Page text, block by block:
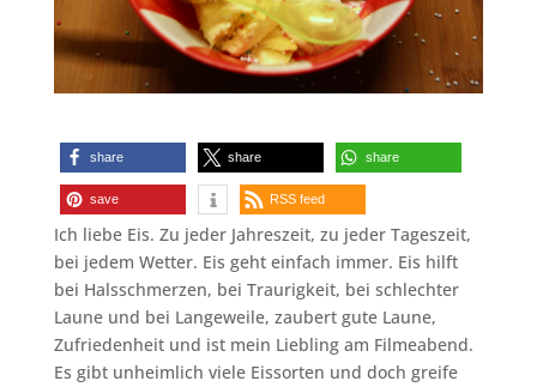
share share share
save RSS feed
Ich liebe Eis. Zu jeder Jahreszeit, zu jeder Tageszeit,
bei jedem Wetter. Eis geht einfach immer. Eis hilft
bei Halsschmerzen, bei Traurigkeit, bei schlechter
Laune und bei Langeweile, zaubert gute Laune,
Zufriedenheit und ist mein Liebling am Filmeabend.
Es gibt unheimlich viele Eissorten und doch greife